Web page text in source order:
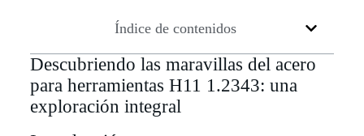
Índice de contenidos
Descubriendo las maravillas del acero
para herramientas H11 1.2343: una
exploración integral